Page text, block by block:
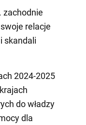
zachodnie
relacje
skandali
2024-2025
do władzy
dla